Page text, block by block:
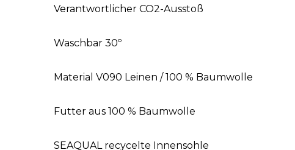
Verantwortlicher CO2-Ausstoß
Waschbar 30º
Material V090 Leinen / 100 % Baumwolle
Futter aus 100 % Baumwolle
SEAQUAL recycelte Innensohle